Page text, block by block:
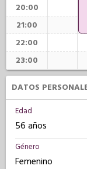
20:00
21:00
22:00
23:00
DATOS
Edad
56 años
Género
Femenino